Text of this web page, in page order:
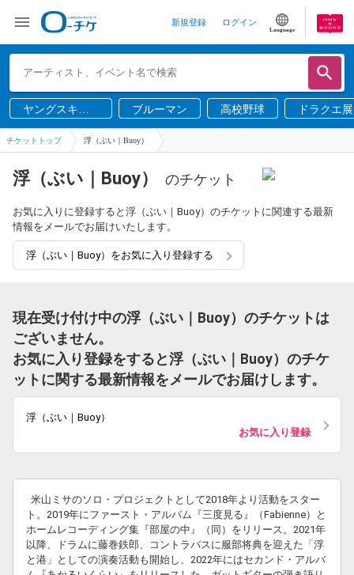
新規登録 ログイン
Language
ヤングスキニ
ー
ブルーマン 高校野球 ドラクエ展
チケットトップ 浮（ぶい｜Buoy）
浮（ぶい｜Buoy） のチケット
お気に入りに登録すると浮（ぶい｜Buoy）のチケットに関連する最新
情報をメールでお届けいたします。
浮（ぶい｜Buoy）をお気に入り登録する
現在受け付け中の浮（ぶい｜Buoy）のチケットは
ございません。
お気に入り登録をすると浮（ぶい｜Buoy）のチケ
ットに関する最新情報をメールでお届けします。
浮（ぶい｜Buoy）
お気に入り登録
米山ミサのソロ・プロジェクトとして2018年より活動をスター
ト。2019年にファースト・アルバム『三度見る』（Fabienne）と
ホームレコーディング集『部屋の中』（同）をリリース。2021年
以降、ドラムに藤巻鉄郎、コントラバスに服部将典を迎えた「浮
と港」としての演奏活動も開始し、2022年にはセカンド・アルバ